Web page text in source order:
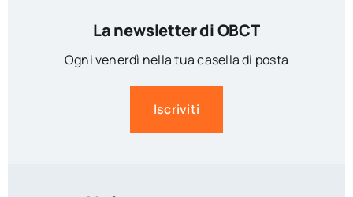
La newsletter di OBCT
Ogni venerdì nella tua casella di posta
Iscriviti